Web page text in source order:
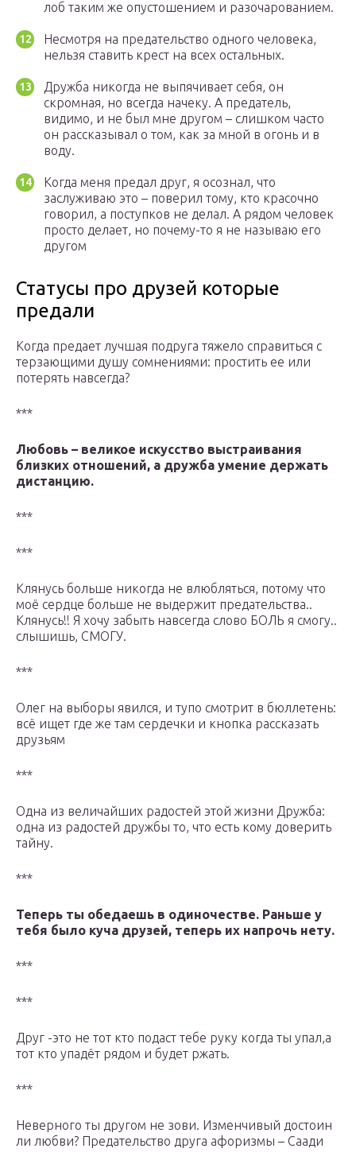
лоб таким же опустошением и разочарованием.
Несмотря на предательство одного человека,
нельзя ставить крест на всех остальных.
Дружба никогда не выпячивает себя, он
скромная, но всегда начеку. А предатель,
видимо, и не был мне другом – слишком часто
он рассказывал о том, как за мной в огонь и в
воду.
Когда меня предал друг, я осознал, что
заслуживаю это – поверил тому, кто красочно
говорил, а поступков не делал. А рядом человек
просто делает, но почему-то я не называю его
другом
Статусы про друзей которые
предали
Когда предает лучшая подруга тяжело справиться с
терзающими душу сомнениями: простить ее или
потерять навсегда?
***
Любовь – великое искусство выстраивания
близких отношений, а дружба умение держать
дистанцию.
***
***
Клянусь больше никогда не влюбляться, потому что
моё сердце больше не выдержит предательства..
Клянусь!! Я хочу забыть навсегда слово БОЛЬ я смогу..
слышишь, СМОГУ.
***
Олег на выборы явился, и тупо смотрит в бюллетень:
всё ищет где же там сердечки и кнопка рассказать
друзьям
***
Одна из величайших радостей этой жизни Дружба:
одна из радостей дружбы то, что есть кому доверить
тайну.
***
Теперь ты обедаешь в одиночестве. Раньше у
тебя было куча друзей, теперь их напрочь нету.
***
***
Друг -это нe тот кто подaст тeбe руку когдa ты упaл,a
тот кто упaдёт рядом и будeт ржaть.
***
Неверного ты другом не зови. Изменчивый достоин
ли любви? Предательство друга афоризмы – Саади